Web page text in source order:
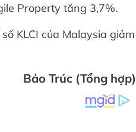
Property tăng 3,7%.
KLCI của Malaysia giảm
Bảo Trúc (Tổng hợp)